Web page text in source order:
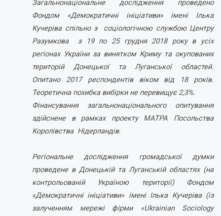
Загальнонаціональне дослідження проведено
Фондом «Демократичні ініціативи» імені Ілька
Кучеріва спільно з соціологічною службою Центру
Разумкова з 19 по 25 грудня 2018 року в усіх
регіонах України за винятком Криму та окупованих
територій Донецької та Луганської областей.
Опитано 2017 респондентів віком від 18 років.
Теоретична похибка вибірки не перевищує 2,3%.
Фінансування загальнонаціонального опитування
здійснене в рамках проекту МАТРА Посольства
Королівства Нідерландів.
Регіональне дослідження громадської думки
проведене в Донецькій та Луганській областях (на
контрольованій Україною території) Фондом
«Демократичні ініціативи» імені Ілька Кучеріва (із
залученням мережі фірми «Ukrainian Sociology